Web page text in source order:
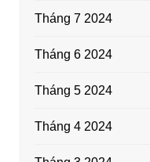
Tháng 7 2024
Tháng 6 2024
Tháng 5 2024
Tháng 4 2024